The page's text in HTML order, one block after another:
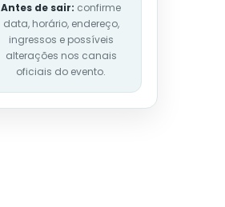
Antes de sair: confirme
data, horário, endereço,
ingressos e possíveis
alterações nos canais
oficiais do evento.